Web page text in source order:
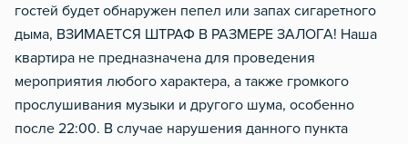
гостей будет обнаружен пепел или запах сигаретного
дыма, ВЗИМАЕТСЯ ШТРАФ В РАЗМЕРЕ ЗАЛОГА! Наша
квартира не предназначена для проведения
мероприятия любого характера, а также громкого
прослушивания музыки и другого шума, особенно
после 22:00. В случае нарушения данного пункта